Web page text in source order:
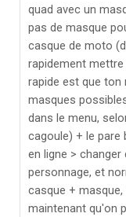
quad avec un
pas de masque
casque de moto
rapidement mettre
rapide est que
masques
dans le menu,
cagoule) + le pare
en ligne >
personnage, et
casque +
maintenant qu'on